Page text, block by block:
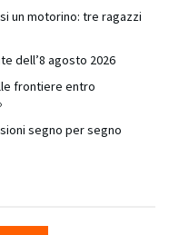
un motorino: tre ragazzi
dell’8 agosto 2026
frontiere entro
segno per segno